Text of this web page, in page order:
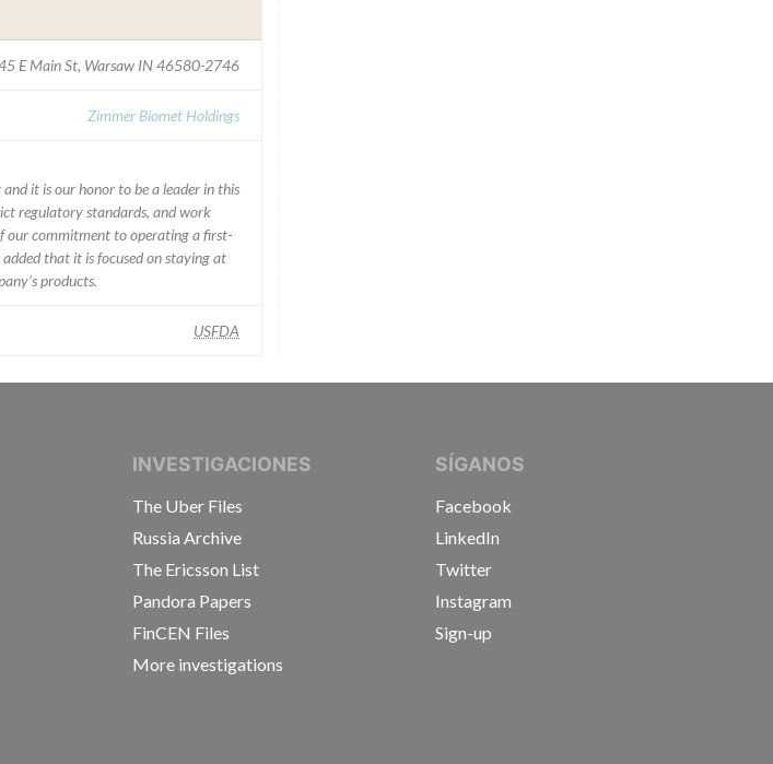
E Main St, Warsaw IN 46580-2746
Zimmer Biomet Holdings
it is our honor to be a leader in this
regulatory standards, and work
our commitment to operating a first-
that it is focused on staying at
products.
USFDA
OF INVESTIGATIVE JOURNALISTS
INVESTIGACIONES
The Uber Files
Russia Archive
The Ericsson List
Pandora Papers
FinCEN Files
More investigations
SÍGANOS
Facebook
LinkedIn
Twitter
Instagram
Sign-up